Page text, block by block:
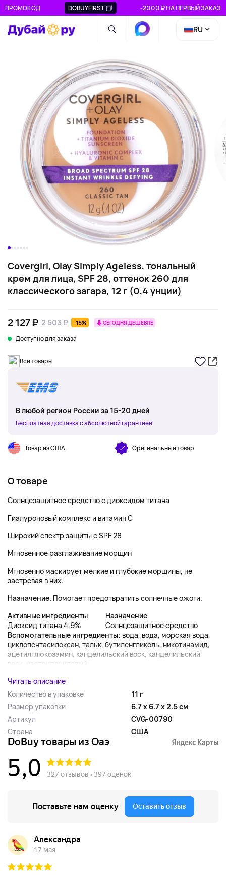
ПРОМОКОД DOBUYFIRST -2000 ₽ НА ПЕРВЫЙ ЗАКАЗ
RU
Covergirl, Olay Simply Ageless, тональный
крем для лица, SPF 28, оттенок 260 для
классического загара, 12 г (0,4 унции)
2 127 ₽ 2 503 ₽ -15% СЕГОДНЯ ДЕШЕВЛЕ
Доступно для заказа
Все товары
В любой регион России за 15-20 дней
Бесплатная доставка с абсолютной гарантией
Товар из США Оригинальный товар
О товаре
Солнцезащитное средство с диоксидом титана
Гиалуроновый комплекс и витамин C
Широкий спектр защиты с SPF 28
Мгновенное разглаживание морщин
Мгновенно маскирует мелкие и глубокие морщины, не
застревая в них.
Назначение. Помогает предотвратить солнечные ожоги.
Активные ингредиенты
Назначение
Диоксид титана 4,9%
Солнцезащитное средство
Вспомогательные ингредиенты: вода, вода, морская вода,
циклопентасилоксан, тальк, бутиленгликоль, никотинамид,
ацетилглюкозамин, канделильский воск, канделильский
воск, изотридециловый...
Читать описание
Количество в упаковке
11 г
Размер упаковки
6.7 x 6.7 x 2.5 см
Артикул
CVG-00790
Страна
США